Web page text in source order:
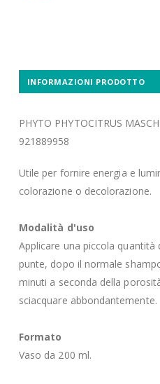
INFORMAZIONI PRODOTTO
PHYTO PHYTOCITRUS
921889958
Utile per fornire energia e
colorazione o decolorazione.
Modalità d'uso
Applicare una piccola
punte, dopo il normale
minuti a seconda della
sciacquare abbondantemente.
Formato
Vaso da 200 ml.